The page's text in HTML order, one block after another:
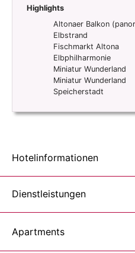
Highlights
Altonaer Balkon
Elbstrand
Fischmarkt Altona
Elbphilharmonie
Miniatur Wunderland
Miniatur Wunderland
Speicherstadt
Hotelinformationen
Dienstleistungen
Apartments